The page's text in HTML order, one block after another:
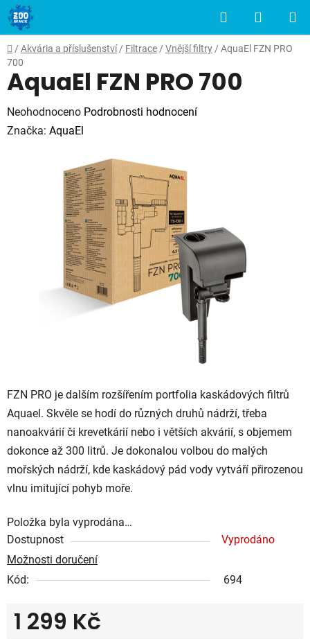
Přejít
na
obsah
Hledat
KOŠÍK
Domů
/ Akvária a příslušenství / Filtrace / Vnější filtry / AquaEl FZN PRO
700
FZN PRO je dalším rozšířením portfolia kaskádových filtrů
Aquael. Skvěle se hodí do různých druhů nádrží, třeba
nanoakvárií či krevetkárií nebo i větších akvárií, s objemem
dokonce až 300 litrů. Je dokonalou volbou do malých
mořských nádrží, kde kaskádový pád vody vytváří přirozenou
vlnu imitující pohyb moře.
Položka byla vyprodána…
Dostupnost
Vyprodáno
Možnosti doručení
Kód:
694
1 299 Kč
AquaEl FZN PRO 700
Průměrné
hodnocení
Neohodnoceno Podrobnosti hodnocení
Značka: AquaEl